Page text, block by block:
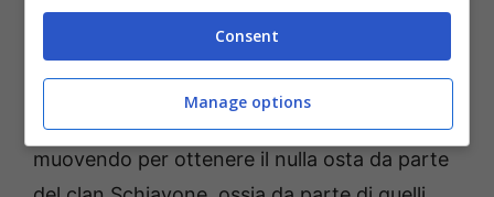
dell’economia) e aveva dichiarato che lo
stesso aveva deciso di introdursi nel territorio
casertano nel settore della raccolta dei rifiuti
con società da lui dirette. Per farlo si “stava
muovendo per ottenere il nulla osta da parte
Consent
Manage options